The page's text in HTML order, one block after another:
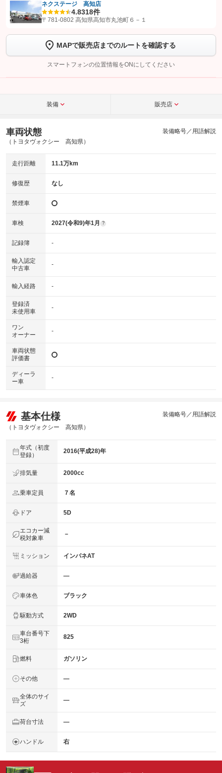
【STEP1】認証画面でグーネットを友だち追加してから「許可する」ボタンを押
トーク画面で
ボタンをタップして問い合わせを
完了してください。
こちら
ネクステージ 高知店
4.8318件
〒781-0802 高知県高知市丸池町６－１
MAPで販売店までのルートを確認する
スマートフォンの位置情報をONにしてください
装備 販売店
車両状態
（トヨタヴォクシー 高知県）
装備略号／用語解説
走行距離 11.1万km
修復歴 なし
禁煙車
車検 2027(令和9)年1月 ?
記録簿 -
輸入認定
中古車
-
輸入経路 -
登録済
未使用車
-
ワン
オーナー
-
車両状態
評価書
ディーラ
ー車
-
基本仕様
（トヨタヴォクシー 高知県）
装備略号／用語解説
年式（初度
登録）
2016(平成28)年
排気量 2000cc
乗車定員 ７名
ドア 5D
エコカー減
税対象車
－
ミッション インパネAT
過給器 ―
車体色 ブラック
駆動方式 2WD
車台番号下
3桁
825
燃料 ガソリン
その他 ―
全体のサイ
ズ
―
荷台寸法 ―
ハンドル 右